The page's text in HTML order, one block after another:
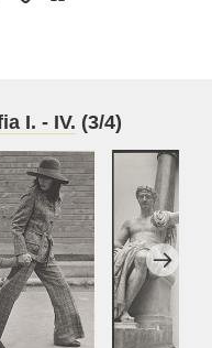
I. - IV. (3/4)